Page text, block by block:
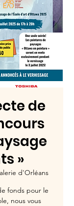
de
»
d'Orléans
fonds pour le
nous vous